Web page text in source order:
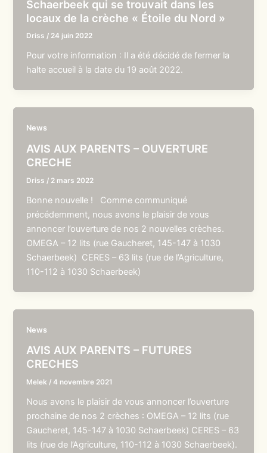
Schaerbeek qui se trouvait dans les
locaux de la crèche « Étoile du Nord »
Driss / 24 juin 2022
Pour votre information : Il a été décidé de fermer la
halte accueil à la date du 19 août 2022.
News
AVIS AUX PARENTS – OUVERTURE
CRECHE
Driss / 2 mars 2022
Bonne nouvelle ! Comme communiqué
précédemment, nous avons le plaisir de vous
annoncer l’ouverture de nos 2 nouvelles crèches.
OMEGA – 12 lits (rue Gaucheret, 145-147 à 1030
Schaerbeek) CERES – 63 lits (rue de l’Agriculture,
110-112 à 1030 Schaerbeek)
News
AVIS AUX PARENTS – FUTURES
CRECHES
Melek /4 novembre 2021
Nous avons le plaisir de vous annoncer l’ouverture
prochaine de nos 2 crèches : OMEGA – 12 lits (rue
Gaucheret, 145-147 à 1030 Schaerbeek) CERES – 63
lits (rue de l’Agriculture, 110-112 à 1030 Schaerbeek).